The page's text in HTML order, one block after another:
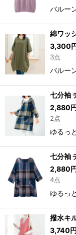
バルー
綿ワッ
3,300
3点
バルー
七分袖
2,880
2点
ゆるっ
七分袖
2,880
4点
ゆるっ
撥水キ
3,740円